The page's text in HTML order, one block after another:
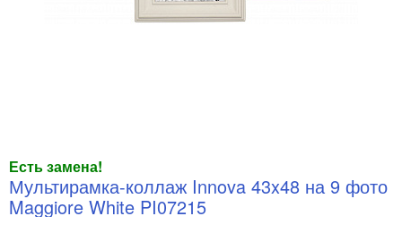
Есть замена!
Мультирамка-коллаж Innova 43x48 на 9 фото
Maggiore White PI07215